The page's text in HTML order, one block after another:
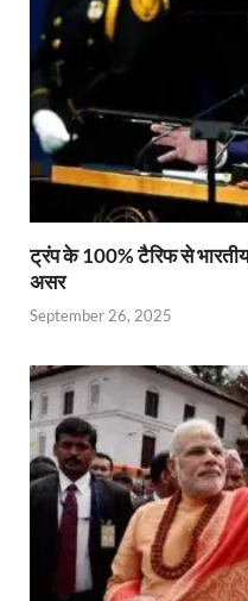
ट्रंप के 100% टैरिफ से भारतीय
असर
September 26, 2025